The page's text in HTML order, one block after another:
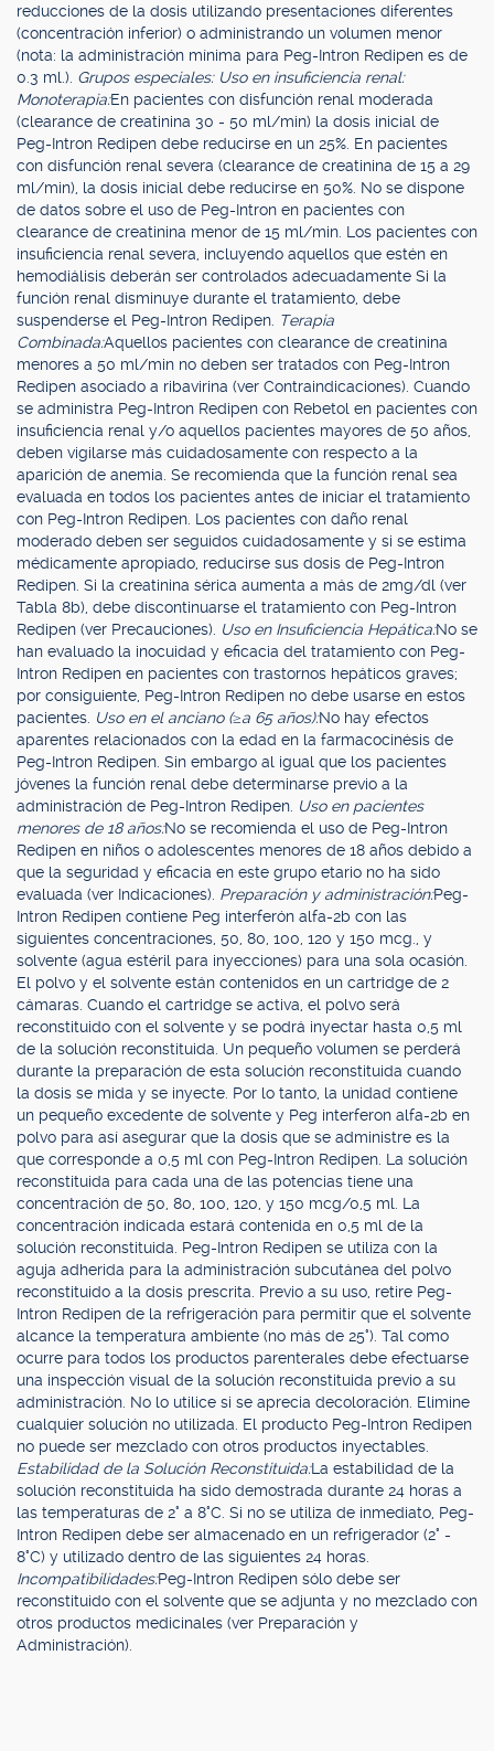
reducciones de la dosis utilizando presentaciones diferentes
(concentración inferior) o administrando un volumen menor
(nota: la administración mínima para Peg-Intron Redipen es de
0.3 ml.). Grupos especiales: Uso en insuficiencia renal:
Monoterapia:En pacientes con disfunción renal moderada
(clearance de creatinina 30 - 50 ml/min) la dosis inicial de
Peg-Intron Redipen debe reducirse en un 25%. En pacientes
con disfunción renal severa (clearance de creatinina de 15 a 29
ml/min), la dosis inicial debe reducirse en 50%. No se dispone
de datos sobre el uso de Peg-Intron en pacientes con
clearance de creatinina menor de 15 ml/min. Los pacientes con
insuficiencia renal severa, incluyendo aquellos que estén en
hemodiálisis deberán ser controlados adecuadamente Si la
función renal disminuye durante el tratamiento, debe
suspenderse el Peg-Intron Redipen. Terapia
Combinada:Aquellos pacientes con clearance de creatinina
menores a 50 ml/min no deben ser tratados con Peg-Intron
Redipen asociado a ribavirina (ver Contraindicaciones). Cuando
se administra Peg-Intron Redipen con Rebetol en pacientes con
insuficiencia renal y/o aquellos pacientes mayores de 50 años,
deben vigilarse más cuidadosamente con respecto a la
aparición de anemia. Se recomienda que la función renal sea
evaluada en todos los pacientes antes de iniciar el tratamiento
con Peg-Intron Redipen. Los pacientes con daño renal
moderado deben ser seguidos cuidadosamente y si se estima
médicamente apropiado, reducirse sus dosis de Peg-Intron
Redipen. Si la creatinina sérica aumenta a más de 2mg/dl (ver
Tabla 8b), debe discontinuarse el tratamiento con Peg-Intron
Redipen (ver Precauciones). Uso en Insuficiencia Hepática:No se
han evaluado la inocuidad y eficacia del tratamiento con Peg-
Intron Redipen en pacientes con trastornos hepáticos graves;
por consiguiente, Peg-Intron Redipen no debe usarse en estos
pacientes. Uso en el anciano (≥a 65 años):No hay efectos
aparentes relacionados con la edad en la farmacocinésis de
Peg-Intron Redipen. Sin embargo al igual que los pacientes
jóvenes la función renal debe determinarse previo a la
administración de Peg-Intron Redipen. Uso en pacientes
menores de 18 años:No se recomienda el uso de Peg-Intron
Redipen en niños o adolescentes menores de 18 años debido a
que la seguridad y eficacia en este grupo etario no ha sido
evaluada (ver Indicaciones). Preparación y administración:Peg-
Intron Redipen contiene Peg interferón alfa-2b con las
siguientes concentraciones, 50, 80, 100, 120 y 150 mcg., y
solvente (agua estéril para inyecciones) para una sola ocasión.
El polvo y el solvente están contenidos en un cartridge de 2
cámaras. Cuando el cartridge se activa, el polvo será
reconstituido con el solvente y se podrá inyectar hasta 0,5 ml
de la solución reconstituida. Un pequeño volumen se perderá
durante la preparación de esta solución reconstituida cuando
la dosis se mida y se inyecte. Por lo tanto, la unidad contiene
un pequeño excedente de solvente y Peg interferon alfa-2b en
polvo para así asegurar que la dosis que se administre es la
que corresponde a 0,5 ml con Peg-Intron Redipen. La solución
reconstituida para cada una de las potencias tiene una
concentración de 50, 80, 100, 120, y 150 mcg/0,5 ml. La
concentración indicada estará contenida en 0,5 ml de la
solución reconstituida. Peg-Intron Redipen se utiliza con la
aguja adherida para la administración subcutánea del polvo
reconstituido a la dosis prescrita. Previo a su uso, retire Peg-
Intron Redipen de la refrigeración para permitir que el solvente
alcance la temperatura ambiente (no más de 25°). Tal como
ocurre para todos los productos parenterales debe efectuarse
una inspección visual de la solución reconstituida previo a su
administración. No lo utilice si se aprecia decoloración. Elimine
cualquier solución no utilizada. El producto Peg-Intron Redipen
no puede ser mezclado con otros productos inyectables.
Estabilidad de la Solución Reconstituida:La estabilidad de la
solución reconstituida ha sido demostrada durante 24 horas a
las temperaturas de 2° a 8°C. Si no se utiliza de inmediato, Peg-
Intron Redipen debe ser almacenado en un refrigerador (2° -
8°C) y utilizado dentro de las siguientes 24 horas.
Incompatibilidades:Peg-Intron Redipen sólo debe ser
reconstituido con el solvente que se adjunta y no mezclado con
otros productos medicinales (ver Preparación y
Administración).